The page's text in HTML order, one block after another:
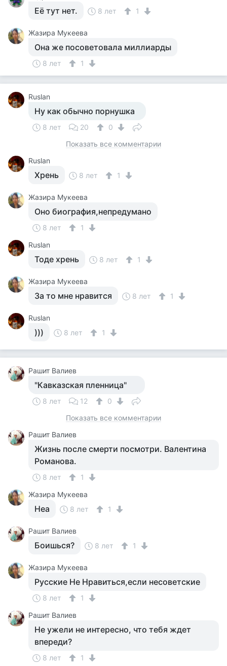
Её тут нет. 8 лет 1
Жазира Мукеева
Она же посоветовала миллиарды
8 лет 1
Ruslan
Ну как обычно порнушка
8 лет 20
0
Показать все комментарии
Ruslan
Хрень 8 лет 1
Жазира Мукеева
Оно биография,непредумано
8 лет
1
Ruslan
Тоде хрень 8 лет 1
Жазира Мукеева
За то мне нравится 8 лет 1
Ruslan
))) 8 лет 1
Рашит Валиев
"Кавказская пленница"
8 лет 12
0
Показать все комментарии
Рашит Валиев
Жизнь после смерти посмотри. Валентина
Романова.
8 лет
1
Жазира Мукеева
Неа 8 лет 1
Рашит Валиев
Боишься? 8 лет 1
Жазира Мукеева
Русские Не Нравиться,если несоветские
8 лет
1
Рашит Валиев
Не ужели не интересно, что тебя ждет
впереди?
8 лет 1